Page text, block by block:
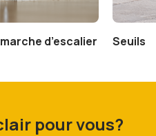
d’escalier Seuils
pour vous?